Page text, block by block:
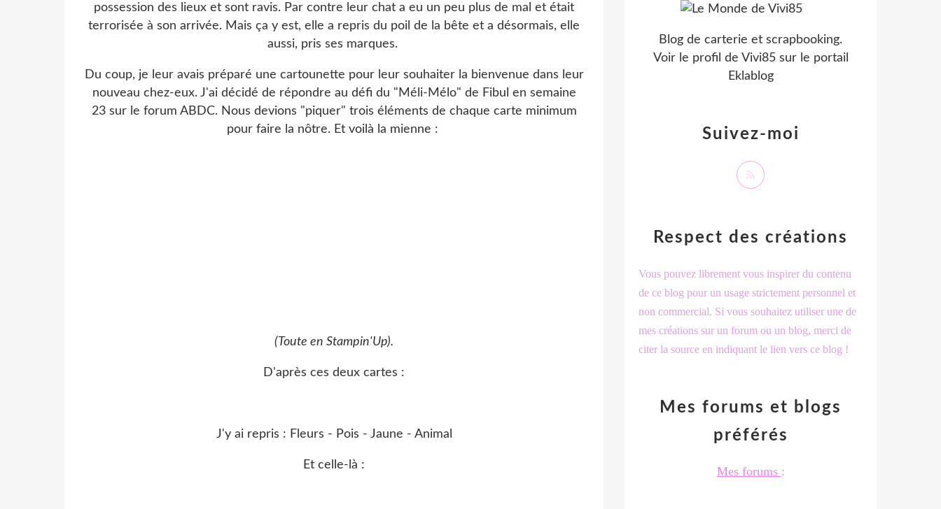
possession des lieux et sont ravis. Par contre leur chat a eu un peu plus de mal et était
terrorisée à son arrivée. Mais ça y est, elle a repris du poil de la bête et a désormais, elle
aussi, pris ses marques.
Du coup, je leur avais préparé une cartounette pour leur souhaiter la bienvenue dans leur
nouveau chez-eux. J'ai décidé de répondre au défi du "Méli-Mélo" de Fibul en semaine
23 sur le forum ABDC. Nous devions "piquer" trois éléments de chaque carte minimum
pour faire la nôtre. Et voilà la mienne :
(Toute en Stampin'Up).
D'après ces deux cartes :
J'y ai repris : Fleurs - Pois - Jaune - Animal
Et celle-là :
Blog de carterie et scrapbooking.
Voir le profil de Vivi85sur le portail
Eklablog
Suivez-moi
Respect des créations
Vous pouvez librement vous inspirer du contenu
de ce blog pour un usage strictement personnel et
non commercial. Si vous souhaitez utiliser une de
mes créations sur un forum ou un blog, merci de
citer la source en indiquant le lien vers ce blog !
Mes forums et blogs
préférés
Mes forums :